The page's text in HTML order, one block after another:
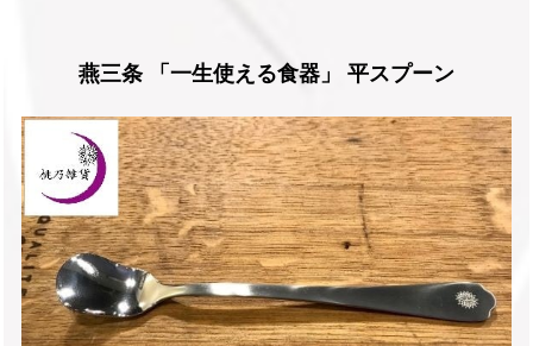
燕三条 「一生使える食器」 平スプーン